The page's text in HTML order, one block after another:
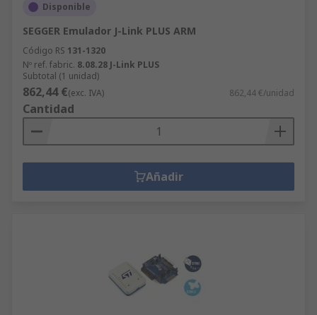
Disponible
SEGGER Emulador J-Link PLUS ARM
Código RS 131-1320
Nº ref. fabric. 8.08.28 J-Link PLUS
Subtotal (1 unidad)
862,44 €(exc. IVA) 862,44 €/unidad
Cantidad
Añadir